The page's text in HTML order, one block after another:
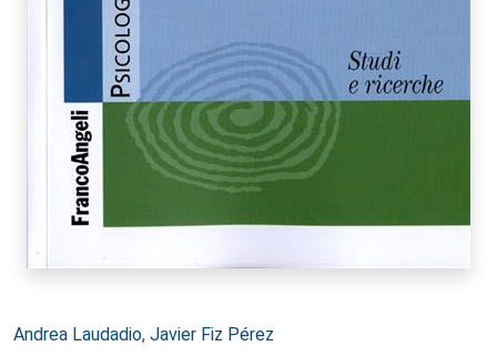
Autori:
Andrea Laudadio, Javier Fiz Pérez